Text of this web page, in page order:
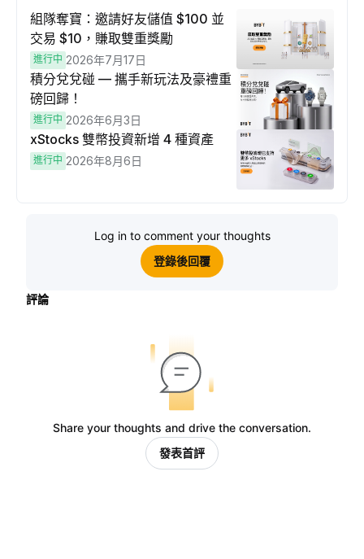
組隊奪寶：邀請好友儲值 $100 並
交易 $10，賺取雙重獎勵
進行中 2026年7月17日
積分兌兌碰 — 攜手新玩法及豪禮重
磅回歸！
進行中 2026年6月3日
xStocks 雙幣投資新增 4 種資產
進行中 2026年8月6日
Log in to comment your thoughts
登錄後回覆
評論
Share your thoughts and drive the conversation.
發表首評